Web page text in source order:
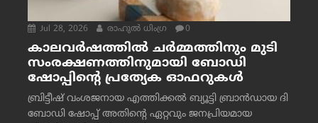
Jul 28, 2026 രാഹുല്‍ ധിംഗ്ര 0
കാലവർഷത്തിൽ ചർമ്മത്തിനും മുടി
സംരക്ഷണത്തിനുമായി ബോഡി
ഷോപ്പിന്റെ പ്രത്യേക ഓഫറുകൾ
ബ്രിട്ടീഷ് വംശജനായ എത്തിക്കൽ ബ്യൂട്ടി ബ്രാൻഡായ ദി
ബോഡി ഷോപ്പ് അതിന്റെ ഏറ്റവും ജനപ്രിയമായ